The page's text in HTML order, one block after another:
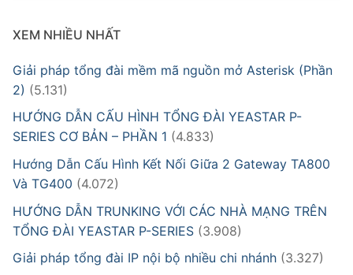
XEM NHIỀU NHẤT
Giải pháp tổng đài mềm mã nguồn mở Asterisk (Phần
2) (5.131)
HƯỚNG DẪN CẤU HÌNH TỔNG ĐÀI YEASTAR P-
SERIES CƠ BẢN – PHẦN 1 (4.833)
Hướng Dẫn Cấu Hình Kết Nối Giữa 2 Gateway TA800
Và TG400 (4.072)
HƯỚNG DẪN TRUNKING VỚI CÁC NHÀ MẠNG TRÊN
TỔNG ĐÀI YEASTAR P-SERIES (3.908)
Giải pháp tổng đài IP nội bộ nhiều chi nhánh (3.327)